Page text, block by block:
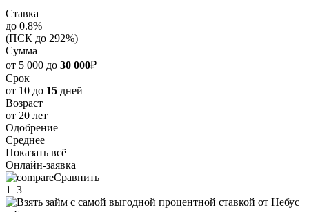
Ставка
до 0.8%
(ПСК до 292%)
Сумма
от 5 000 до 30 000₽
Срок
от 10 до 15 дней
Возраст
от 20 лет
Одобрение
Среднее
Показать всё
Онлайн-заявка
Сравнить
1
3